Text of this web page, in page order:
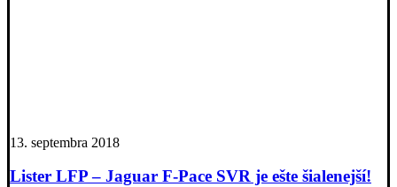
13. septembra 2018
Lister LFP – Jaguar F-Pace SVR je ešte šialenejší!